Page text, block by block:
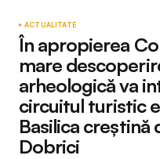
ACTUALITATE
În apropierea
mare
arheologică va
circuitul turistic
Basilica creştină
Dobrici